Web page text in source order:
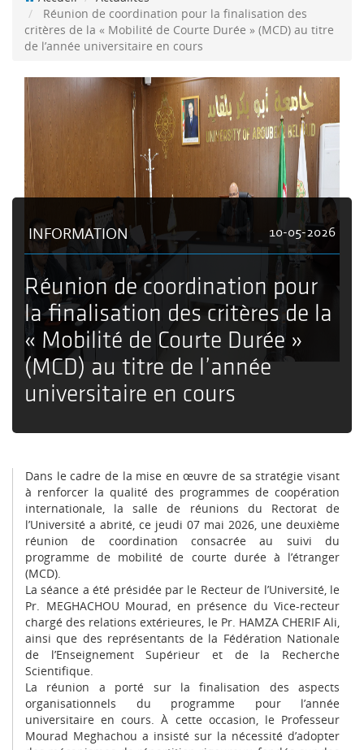
Réunion de coordination pour la finalisation des
critères de la « Mobilité de Courte Durée » (MCD) au titre
de l’année universitaire en cours
INFORMATION 10-05-2026
Réunion de coordination pour
la finalisation des critères de la
« Mobilité de Courte Durée »
(MCD) au titre de l’année
universitaire en cours
Dans le cadre de la mise en œuvre de sa stratégie visant
à renforcer la qualité des programmes de coopération
internationale, la salle de réunions du Rectorat de
l’Université a abrité, ce jeudi 07 mai 2026, une deuxième
réunion de coordination consacrée au suivi du
programme de mobilité de courte durée à l’étranger
(MCD).
La séance a été présidée par le Recteur de l’Université, le
Pr. MEGHACHOU Mourad, en présence du Vice-recteur
chargé des relations extérieures, le Pr. HAMZA CHERIF Ali,
ainsi que des représentants de la Fédération Nationale
de l’Enseignement Supérieur et de la Recherche
Scientifique.
La réunion a porté sur la finalisation des aspects
organisationnels du programme pour l’année
universitaire en cours. À cette occasion, le Professeur
Mourad Meghachou a insisté sur la nécessité d’adopter